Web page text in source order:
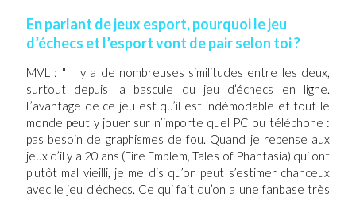
En parlant de jeux esport, pourquoi le jeu
d’échecs et l’esport vont de pair selon toi ?
MVL : " Il y a de nombreuses similitudes entre les deux,
surtout depuis la bascule du jeu d’échecs en ligne.
L’avantage de ce jeu est qu’il est indémodable et tout le
monde peut y jouer sur n’importe quel PC ou téléphone :
pas besoin de graphismes de fou. Quand je repense aux
jeux d’il y a 20 ans (Fire Emblem, Tales of Phantasia) qui ont
plutôt mal vieilli, je me dis qu’on peut s’estimer chanceux
avec le jeu d’échecs. Ce qui fait qu’on a une fanbase très